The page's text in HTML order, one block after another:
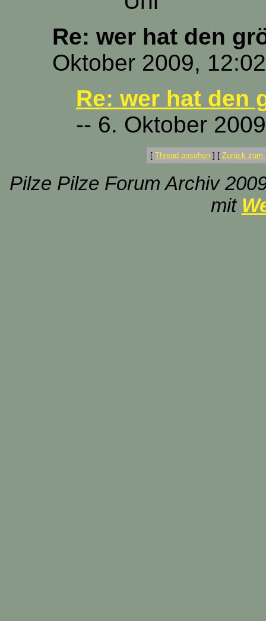
Re: wer hat den
Oktober 2009,
Re: wer hat den
-- 6. Oktober
[ Thread ansehen ] [ Zurück zum
Pilze Pilze Forum Archiv
mit